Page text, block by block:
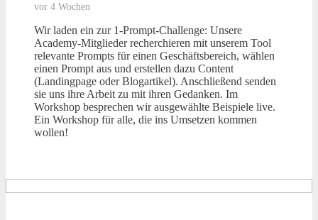
vor 4 Wochen
Wir laden ein zur 1-Prompt-Challenge: Unsere
Academy-Mitglieder recherchieren mit unserem Tool
relevante Prompts für einen Geschäftsbereich, wählen
einen Prompt aus und erstellen dazu Content
(Landingpage oder Blogartikel). Anschließend senden
sie uns ihre Arbeit zu mit ihren Gedanken. Im
Workshop besprechen wir ausgewählte Beispiele live.
Ein Workshop für alle, die ins Umsetzen kommen
wollen!